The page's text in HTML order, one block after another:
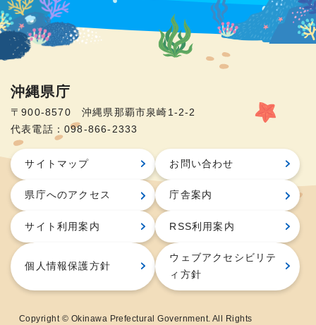
沖縄県庁
〒900-8570 沖縄県那覇市泉崎1-2-2
代表電話：098-866-2333
サイトマップ お問い合わせ
県庁へのアクセス 庁舎案内
サイト利用案内 RSS利用案内
個人情報保護方針
ウェブアクセシビリテ
ィ方針
Copyright © Okinawa Prefectural Government. All Rights